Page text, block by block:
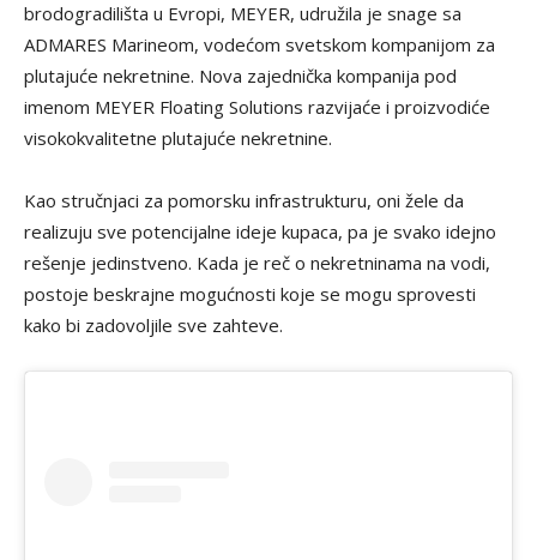
brodogradilišta u Evropi, MEYER, udružila je snage sa
ADMARES Marineom, vodećom svetskom kompanijom za
plutajuće nekretnine. Nova zajednička kompanija pod
imenom MEYER Floating Solutions razvijaće i proizvodiće
visokokvalitetne plutajuće nekretnine.
Kao stručnjaci za pomorsku infrastrukturu, oni žele da
realizuju sve potencijalne ideje kupaca, pa je svako idejno
rešenje jedinstveno. Kada je reč o nekretninama na vodi,
postoje beskrajne mogućnosti koje se mogu sprovesti
kako bi zadovoljile sve zahteve.